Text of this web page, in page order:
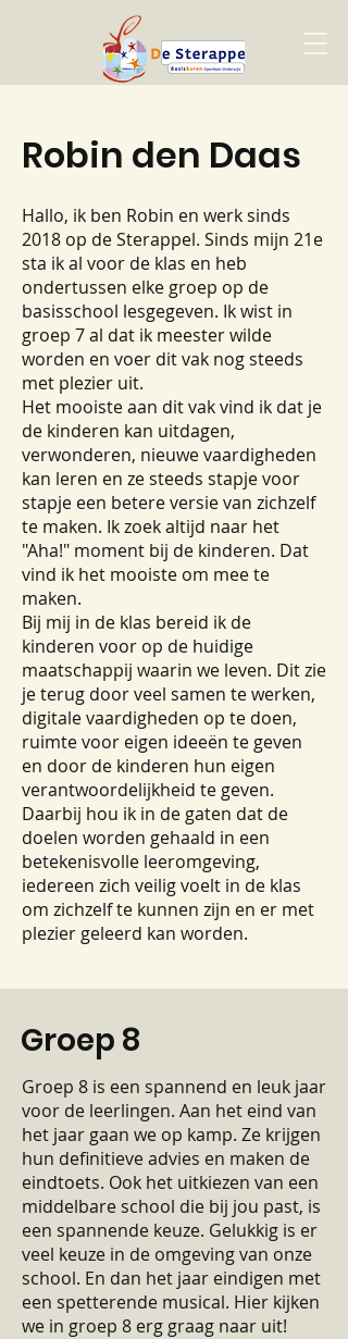
Robin den Daas
Hallo, ik ben Robin en werk sinds
2018 op de Sterappel. Sinds mijn 21e
sta ik al voor de klas en heb
ondertussen elke groep op de
basisschool lesgegeven. Ik wist in
groep 7 al dat ik meester wilde
worden en voer dit vak nog steeds
met plezier uit.
Het mooiste aan dit vak vind ik dat je
de kinderen kan uitdagen,
verwonderen, nieuwe vaardigheden
kan leren en ze steeds stapje voor
stapje een betere versie van zichzelf
te maken. Ik zoek altijd naar het
"Aha!" moment bij de kinderen. Dat
vind ik het mooiste om mee te
maken.
Bij mij in de klas bereid ik de
kinderen voor op de huidige
maatschappij waarin we leven. Dit zie
je terug door veel samen te werken,
digitale vaardigheden op te doen,
ruimte voor eigen ideeën te geven
en door de kinderen hun eigen
verantwoordelijkheid te geven.
Daarbij hou ik in de gaten dat de
doelen worden gehaald in een
betekenisvolle leeromgeving,
iedereen zich veilig voelt in de klas
om zichzelf te kunnen zijn en er met
plezier geleerd kan worden.
Groep 8
Groep 8 is een spannend en leuk jaar
voor de leerlingen. Aan het eind van
het jaar gaan we op kamp. Ze krijgen
hun definitieve advies en maken de
eindtoets. Ook het uitkiezen van een
middelbare school die bij jou past, is
een spannende keuze. Gelukkig is er
veel keuze in de omgeving van onze
school. En dan het jaar eindigen met
een spetterende musical. Hier kijken
we in groep 8 erg graag naar uit!